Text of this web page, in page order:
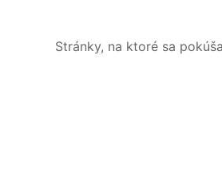
Stránky, na ktoré sa